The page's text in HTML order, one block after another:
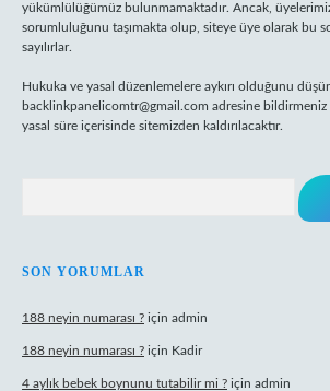
yükümlülüğümüz bulunmamaktadır. Ancak,
sorumluluğunu taşımakta olup, siteye üye olarak bu
sayılırlar.
Hukuka ve yasal düzenlemelere aykırı olduğunu
backlinkpanelicomtr@gmail.com adresine
yasal süre içerisinde sitemizden kaldırılacaktır.
SON YORUMLAR
188 neyin numarası ? için admin
188 neyin numarası ? için Kadir
4 aylık bebek boynunu tutabilir mi ? için admin